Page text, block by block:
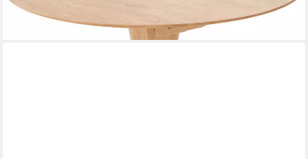
ab 1.689,99 €
lieferbar in 6 Wochen